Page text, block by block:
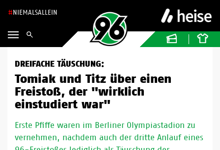
NIEMALSALLEIN
DREIFACHE TÄUSCHUNG:
Tomiak und Titz über einen
Freistoß, der "wirklich
einstudiert war"
Erste Pfiffe waren im Berliner Olympiastadion zu
vernehmen, nachdem auch der dritte Anlauf eines